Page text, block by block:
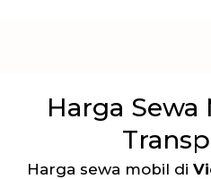
Harga
Harga sewa mobil di